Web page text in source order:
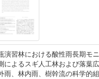
演習林における酸性雨長期モ
によるスギ人工林および落葉
雨、林内雨、樹幹流の科学的